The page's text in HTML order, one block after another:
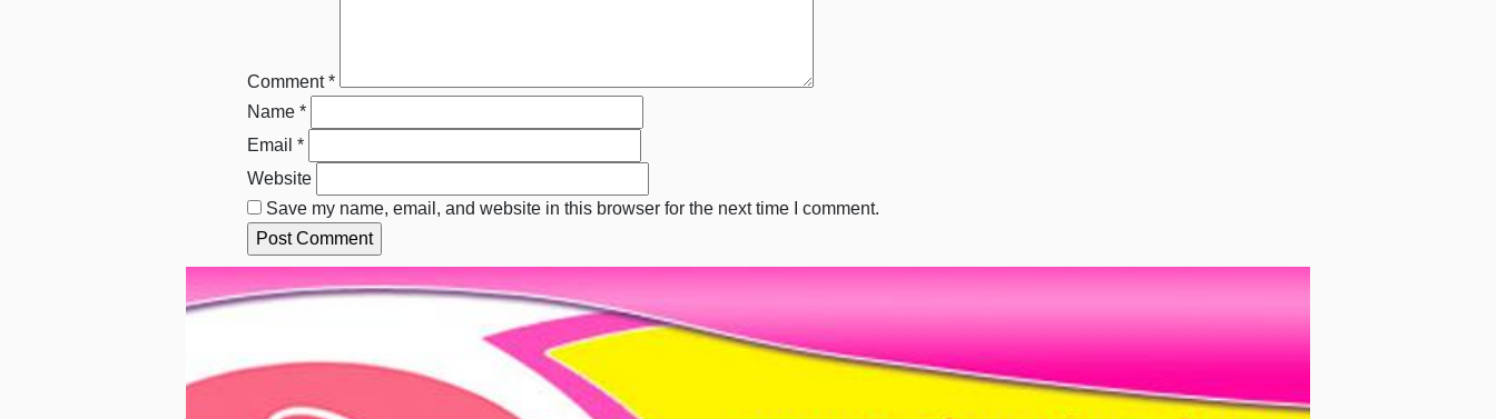
Comment*
Name *
Email *
Website
Save my name, email, and website in this browser for the next time I comment.